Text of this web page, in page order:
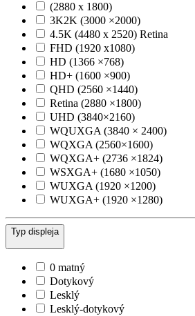
(2880 x 1800)
3K2K (3000 ×2000)
4.5K (4480 x 2520) Retina
FHD (1920 x1080)
HD (1366 ×768)
HD+ (1600 ×900)
QHD (2560 ×1440)
Retina (2880 ×1800)
UHD (3840×2160)
WQUXGA (3840 × 2400)
WQXGA (2560×1600)
WQXGA+ (2736 ×1824)
WSXGA+ (1680 ×1050)
WUXGA (1920 ×1200)
WUXGA+ (1920 ×1280)
Typ displeja
0 matný
Dotykový
Lesklý
Lesklý-dotykový